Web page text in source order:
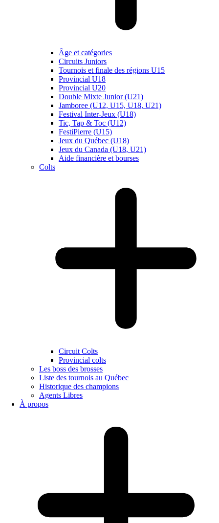
Âge et catégories
Circuits Juniors
Tournois et finale des régions U15
Provincial U18
Provincial U20
Double Mixte Junior (U21)
Jamboree (U12, U15, U18, U21)
Festival Inter-Jeux (U18)
Tic, Tap & Toc (U12)
FestiPierre (U15)
Jeux du Québec (U18)
Jeux du Canada (U18, U21)
Aide financière et bourses
Colts
Circuit Colts
Provincial colts
Les boss des brosses
Liste des tournois au Québec
Historique des champions
Agents Libres
À propos